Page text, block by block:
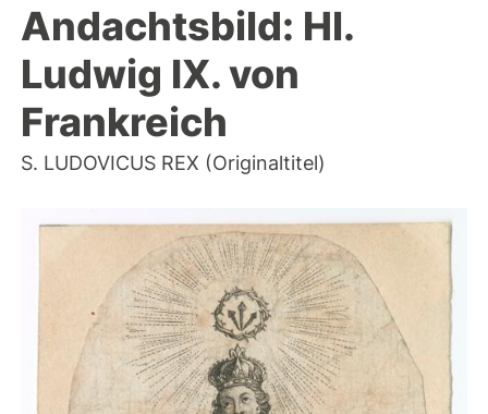
Andachtsbild: Hl.
Ludwig IX. von
Frankreich
S. LUDOVICUS REX (Originaltitel)